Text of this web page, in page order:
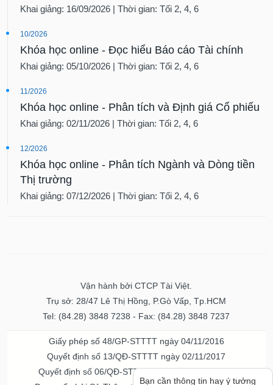
Khai giảng: 16/09/2026 | Thời gian: Tối 2, 4, 6
10/2026
Khóa học online - Đọc hiểu Báo cáo Tài chính
Khai giảng: 05/10/2026 | Thời gian: Tối 2, 4, 6
11/2026
Khóa học online - Phân tích và Định giá Cổ phiếu
Khai giảng: 02/11/2026 | Thời gian: Tối 2, 4, 6
12/2026
Khóa học online - Phân tích Ngành và Dòng tiền
Thị trường
Khai giảng: 07/12/2026 | Thời gian: Tối 2, 4, 6
Vận hành bởi CTCP Tài Việt.
Trụ sở: 28/47 Lê Thị Hồng, P.Gò Vấp, Tp.HCM
Tel: (84.28) 3848 7238 - Fax: (84.28) 3848 7237
Giấy phép số 48/GP-STTTT ngày 04/11/2016
Quyết định số 13/QĐ-STTTT ngày 02/11/2017
Quyết định số 06/QĐ-STTTT-ICP ngày 20/07/2023
Bạn cần thông tin hay ý tưởng